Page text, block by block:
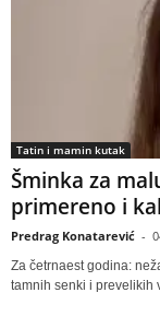
Tatin i mamin kutak
Šminka za
primereno i
Predrag Konatarević -
Za četrnaest godina:
tamnih senki i prevelikih